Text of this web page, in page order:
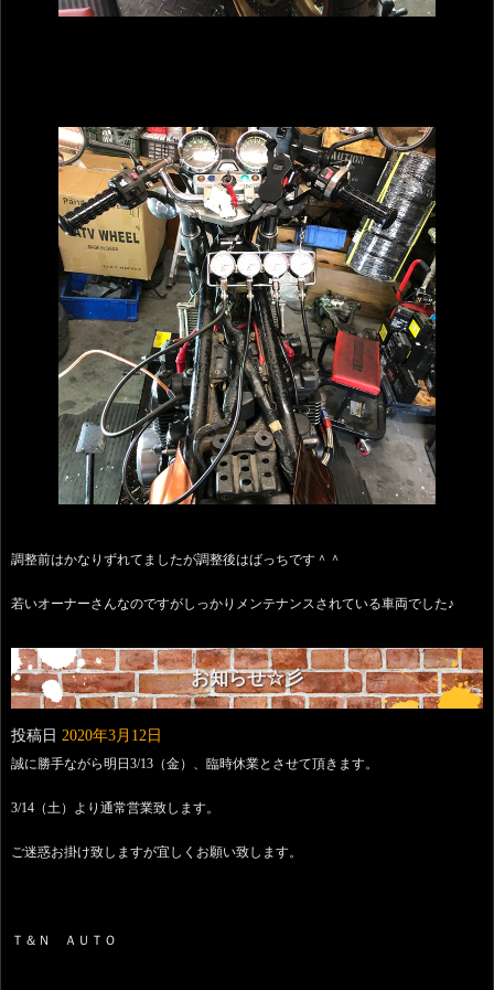
調整前はかなりずれてましたが調整後はばっちです＾＾
若いオーナーさんなのですがしっかりメンテナンスされている車両でした♪
お知らせ☆彡
投稿日 2020年3月12日
誠に勝手ながら明日3/13（金）、臨時休業とさせて頂きます。
3/14（土）より通常営業致します。
ご迷惑お掛け致しますが宜しくお願い致します。
Ｔ＆Ｎ ＡＵＴＯ